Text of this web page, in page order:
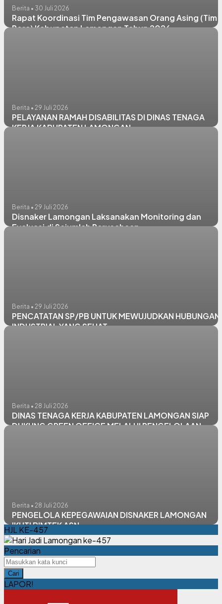
Berita • 30 Juli 2026
Rapat Koordinasi Tim Pengawasan Orang Asing (Tim
Pora) Kabupaten Lamongan Tahun 2026
Berita • 29 Juli 2026
PELAYANAN RAMAH DISABILITAS DI DINAS TENAGA
KERJA KABUPATEN LAMONGAN
Berita • 29 Juli 2026
Disnaker Lamongan Laksanakan Monitoring dan
Evaluasi di Sejumlah Perusahaan
Berita • 29 Juli 2026
PENCATATAN SP/PB UNTUK MEWUJUDKAN HUBUNGAN
INDUSTRIAL YANG SEHAT
Berita • 28 Juli 2026
DINAS TENAGA KERJA KABUPATEN LAMONGAN SIAP
DUKUNG GREEN OFFICE MELALUI PENGELOLAAN
Berita • 28 Juli 2026
PENGELOLA KEPEGAWAIAN DISNAKER LAMONGAN
IKUTI BIMTEK ASN
HJL KE-457
Pencarian
Cari
LAPOR!